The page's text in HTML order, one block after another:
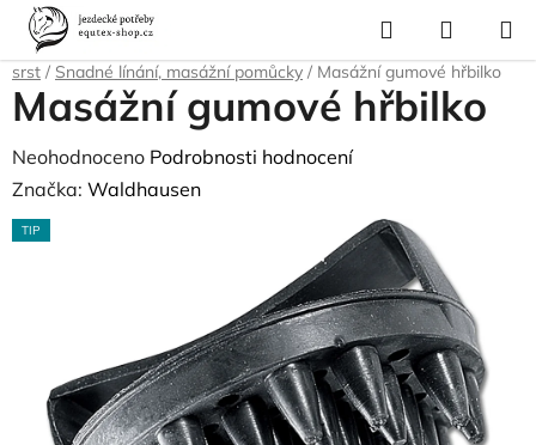
Přejít
obsah
Hledat
KOŠÍK
Domů
Pro koně
srst / Snadné línání, masážní pomůcky / Masážní gumové hřbilko
Masážní gumové hřbilko
Průměrné
hodnocení
produktu
hvězdiček.
Neohodnoceno Podrobnosti hodnocení
Značka: Waldhausen
TIP